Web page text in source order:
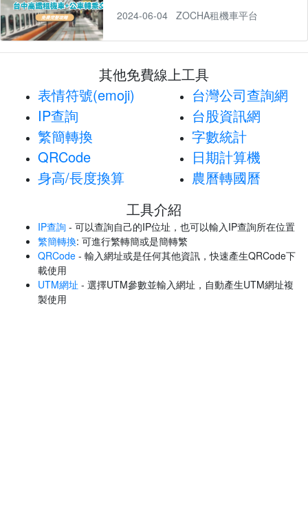
2024-06-04
ZOCHA租機車平台
其他免費線上工具
表情符號(emoji)
IP查詢
繁簡轉換
QRCode
身高/長度換算
台灣公司查詢網
台股資訊網
字數統計
日期計算機
農曆轉國曆
工具介紹
IP查詢 - 可以查詢自己的IP位址，也可以輸入IP查詢所在位置
繁簡轉換: 可進行繁轉簡或是簡轉繁
QRCode - 輸入網址或是任何其他資訊，快速產生QRCode下
載使用
UTM網址 - 選擇UTM參數並輸入網址，自動產生UTM網址複
製使用